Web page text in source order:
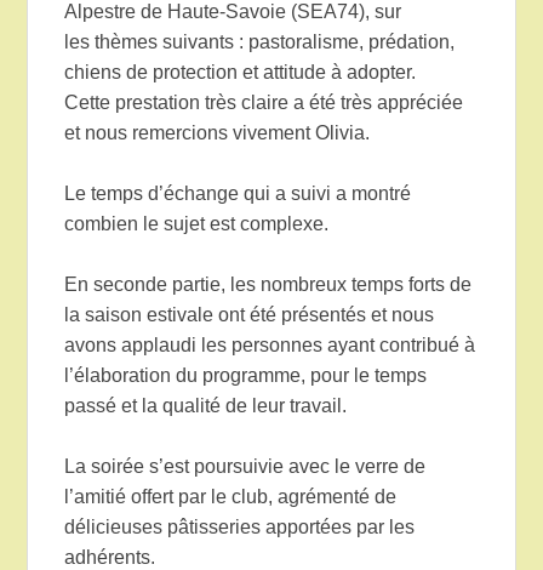
Alpestre de Haute-Savoie (SEA74), sur
les thèmes suivants : pastoralisme, prédation,
chiens de protection et attitude à adopter.
Cette prestation très claire a été très appréciée
et nous remercions vivement Olivia.
Le temps d’échange qui a suivi a montré
combien le sujet est complexe.
En seconde partie, les nombreux temps forts de
la saison estivale ont été présentés et nous
avons applaudi les personnes ayant contribué à
l’élaboration du programme, pour le temps
passé et la qualité de leur travail.
La soirée s’est poursuivie avec le verre de
l’amitié offert par le club, agrémenté de
délicieuses pâtisseries apportées par les
adhérents.